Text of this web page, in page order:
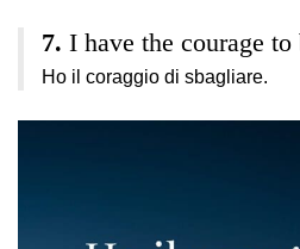
I have the courage to
Ho il coraggio di sbagliare.